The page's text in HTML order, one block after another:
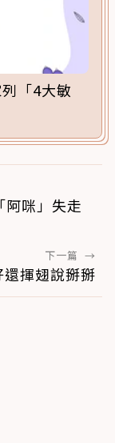
「4大敏
咪」失走
下一篇 →
揮翅說掰掰